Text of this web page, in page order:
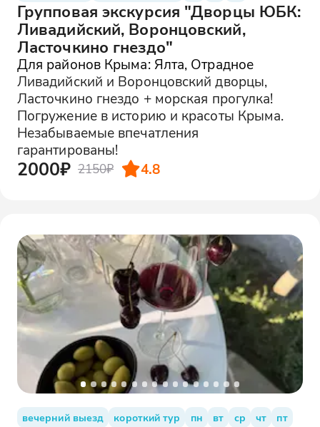
Групповая экскурсия "Дворцы ЮБК:
Ливадийский, Воронцовский,
Ласточкино гнездо"
Для районов Крыма: Ялта, Отрадное
Ливадийский и Воронцовский дворцы,
Ласточкино гнездо + морская прогулка!
Погружение в историю и красоты Крыма.
Незабываемые впечатления
гарантированы!
2000₽ 2150₽ 4.8
вечерний выезд короткий тур пн вт ср чт пт